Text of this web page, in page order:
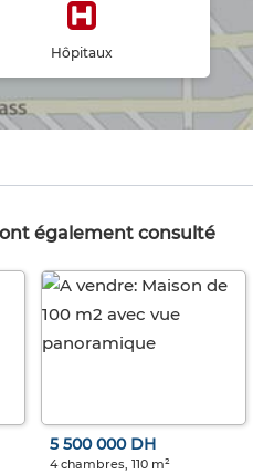
Hôpitaux
également consulté
5 500 000 DH
4 chambres, 110 m²